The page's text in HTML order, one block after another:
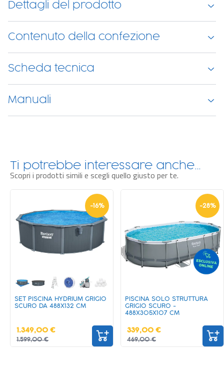
Dettagli del prodotto
Contenuto della confezione
Scheda tecnica
Manuali
Ti potrebbe interessare anche…
Scopri i prodotti simili e scegli quello giusto per te.
-16%
SET PISCINA HYDRIUM GRIGIO
SCURO DA 488X132 CM
1.349,00 €
1.599,00 €
-28%
PISCINA SOLO STRUTTURA
GRIGIO SCURO -
488X305X107 CM
339,00 €
469,00 €